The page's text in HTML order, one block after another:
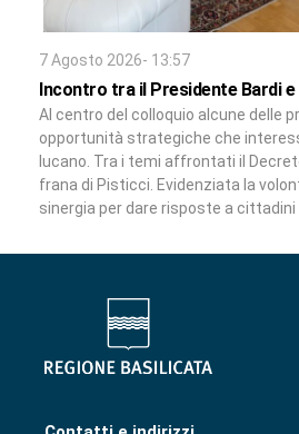
7 Agosto 2026- 13:57
Incontro tra il Presidente Bardi e
Al centro del colloquio alcune delle
opportunità strategiche che
lucano. Tra i temi affrontati il
frana di Pisticci. Evidenziata la
sinergia per dare risposte a cittadini